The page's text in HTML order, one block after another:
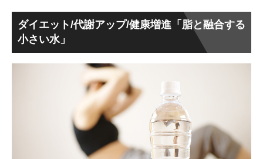
ダイエット/代謝アップ/健康増進「脂と融合する
小さい水」